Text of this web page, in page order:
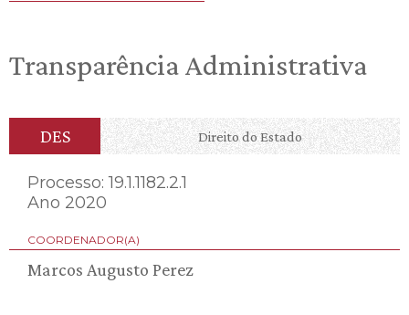
Transparência Administrativa
DES Direito do Estado
Processo: 19.1.1182.2.1
Ano 2020
COORDENADOR(A)
Marcos Augusto Perez